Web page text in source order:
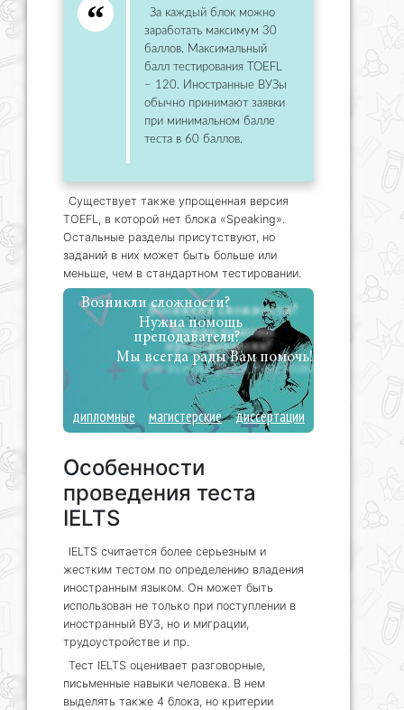
За каждый блок можно
заработать максимум 30
баллов. Максимальный
балл тестирования TOEFL
– 120. Иностранные ВУЗы
обычно принимают заявки
при минимальном балле
теста в 60 баллов.
Существует также упрощенная версия
TOEFL, в которой нет блока «Speaking».
Остальные разделы присутствуют, но
заданий в них может быть больше или
меньше, чем в стандартном тестировании.
Возникли сложности?
Нужна помощь
преподавателя?
Мы всегда рады Вам помочь!
дипломные магистерские диссертации
Особенности
проведения теста
IELTS
IELTS считается более серьезным и
жестким тестом по определению владения
иностранным языком. Он может быть
использован не только при поступлении в
иностранный ВУЗ, но и миграции,
трудоустройстве и пр.
Тест IELTS оценивает разговорные,
письменные навыки человека. В нем
выделять также 4 блока, но критерии